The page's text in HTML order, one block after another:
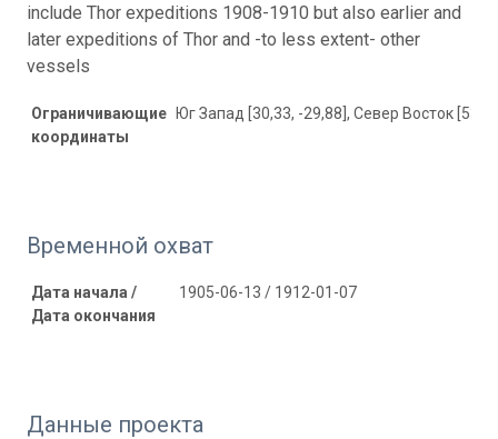
include Thor expeditions 1908-1910 but also earlier and
later expeditions of Thor and -to less extent- other
vessels
Ограничивающие
координаты
Юг Запад [30,33, -29,88], Север Восток
Временной охват
Дата начала /
Дата окончания
1905-06-13 / 1912-01-07
Данные проекта